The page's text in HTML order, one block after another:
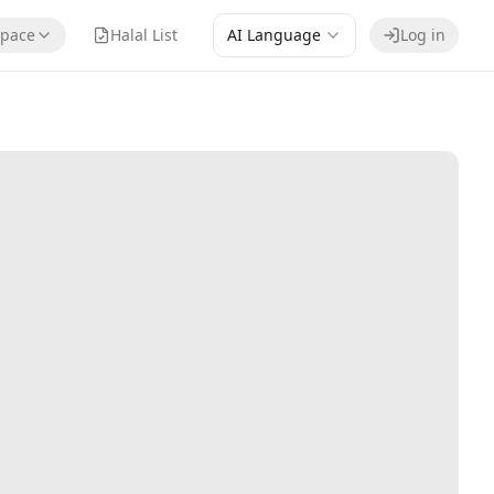
Halal List AI Language Log in